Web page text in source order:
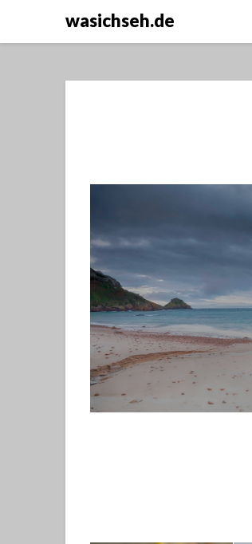
wasichseh.de